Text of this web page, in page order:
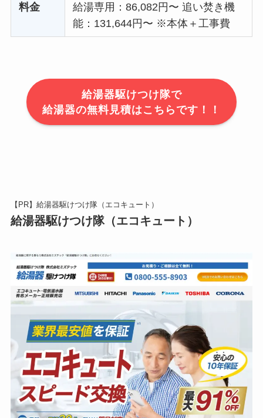
料金
給湯専用：86,082円〜 追い焚き機
能：131,644円〜 ※本体＋工事費
給湯器駆けつけ隊で
給湯器の無料見積はこちらです！！
【PR】給湯器駆けつけ隊（エコキュート）
給湯器駆けつけ隊（エコキュート）